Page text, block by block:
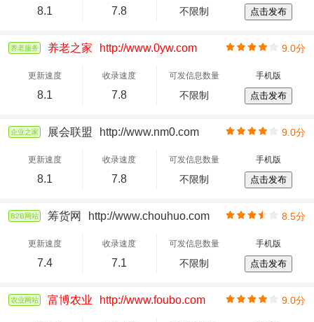
8.1 7.8 不限制 点击发布
养老服务 养老之家 http://www.0yw.com 9.0分
更新速度
8.1
收录速度
7.8
可发信息数量
不限制
手机版
点击发布
企业之家 展会联盟 http://www.nm0.com 9.0分
更新速度
8.1
收录速度
7.8
可发信息数量
不限制
手机版
点击发布
B2B网站 筹货网 http://www.chouhuo.com 8.5分
更新速度
7.4
收录速度
7.1
可发信息数量
不限制
手机版
点击发布
农业网站 富博农业 http://www.foubo.com 9.0分